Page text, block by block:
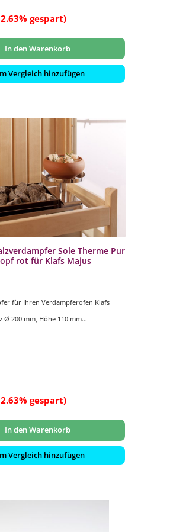
gespart)
In den Warenkorb
Vergleich hinzufügen
Sole Therme Pur
rot für Klafs Majus
für Ihren Verdampferofen Klafs
Ø 200 mm, Höhe 110 mm
gespart)
In den Warenkorb
Vergleich hinzufügen